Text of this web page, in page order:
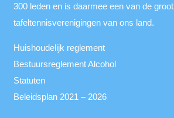
300 leden en is daarmee een van de
tafeltennisverenigingen van ons land.
Huishoudelijk reglement
Bestuursreglement Alcohol
Statuten
Beleidsplan 2021 – 2026